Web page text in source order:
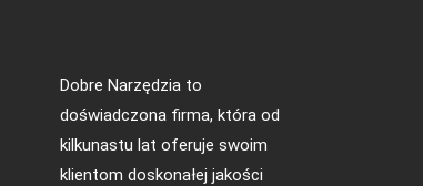
Dobre Narzędzia to
doświadczona firma, która od
kilkunastu lat oferuje swoim
klientom doskonałej jakości